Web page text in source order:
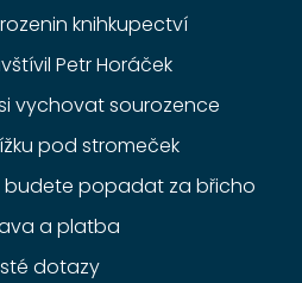
knihkupectví
Petr Horáček
vychovat sourozence
pod stromeček
budete popadat za břicho
a platba
dotazy